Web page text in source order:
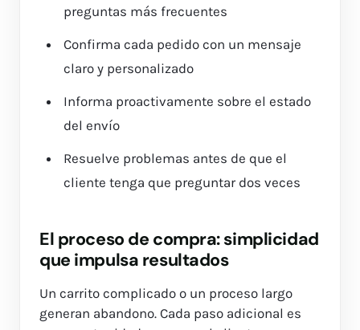
preguntas más frecuentes
Confirma cada pedido con un mensaje
claro y personalizado
Informa proactivamente sobre el estado
del envío
Resuelve problemas antes de que el
cliente tenga que preguntar dos veces
El proceso de compra: simplicidad
que impulsa resultados
Un carrito complicado o un proceso largo
generan abandono. Cada paso adicional es